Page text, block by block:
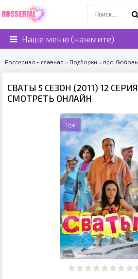
Наше меню (нажмите)
Россериал - главная » Подборки » про Любовь
СВАТЫ 5 СЕЗОН (2011) 12 СЕРИЯ
СМОТРЕТЬ ОНЛАЙН
16+